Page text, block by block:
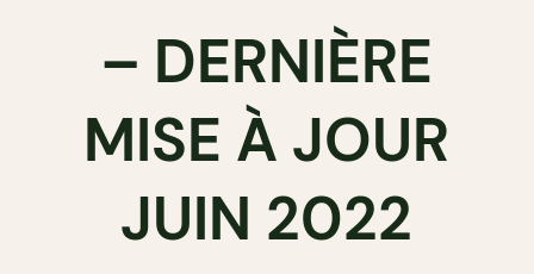
– DERNIÈRE
MISE À JOUR
JUIN 2022